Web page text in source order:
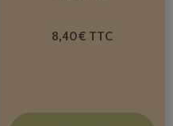
8,40€ TTC